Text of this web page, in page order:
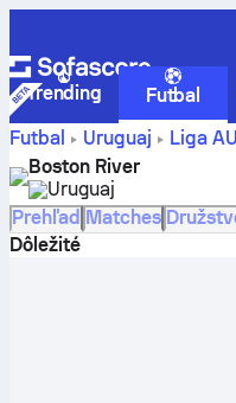
Trending Futbal
Futbal
Uruguaj Liga
skóre, rozpis zápasov,
Boston River
Uruguaj
Prehľad Matches
Dôležité